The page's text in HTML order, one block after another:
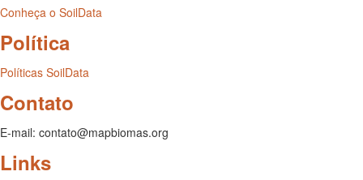
Conheça o SoilData
Política
Políticas SoilData
Contato
E-mail: contato@mapbiomas.org
Links